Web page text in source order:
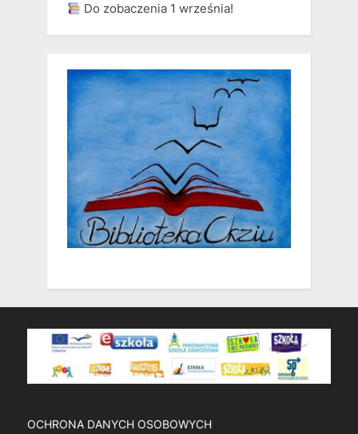
Do zobaczenia 1 września!
OCHRONA DANYCH OSOBOWYCH